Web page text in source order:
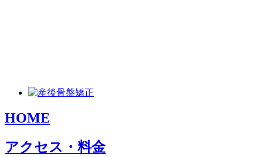
HOME
アクセス・料金